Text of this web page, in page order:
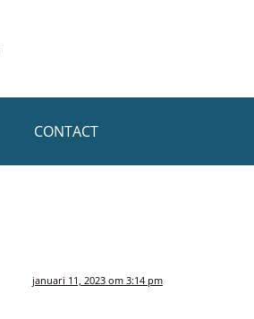
CONTACT
januari 11, 2023 om 3:14 pm